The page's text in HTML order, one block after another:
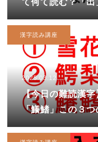
て何て読む？「出
漢字読み講座
2025.03.12
【今日の難読漢字
「鱶鰭」この３
「雪花菜」とい